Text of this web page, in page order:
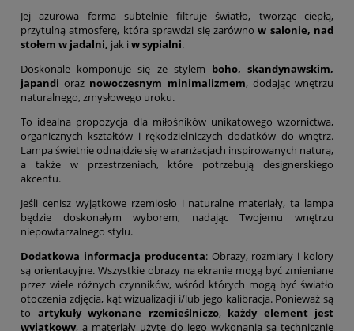
Jej ażurowa forma subtelnie filtruje światło, tworząc ciepłą,
przytulną atmosferę, która sprawdzi się zarównow salonie, nad
stołem w jadalni, jak i w sypialni.
Doskonale komponuje się ze stylem boho, skandynawskim,
japandi oraz nowoczesnym minimalizmem, dodając wnętrzu
naturalnego, zmysłowego uroku.
To idealna propozycja dla miłośników unikatowego wzornictwa,
organicznych kształtów i rękodzielniczych dodatków do wnętrz.
Lampa świetnie odnajdzie się w aranżacjach inspirowanych naturą,
a także w przestrzeniach, które potrzebują designerskiego
akcentu.
Jeśli cenisz wyjątkowe rzemiosło i naturalne materiały, ta lampa
będzie doskonałym wyborem, nadając Twojemu wnętrzu
niepowtarzalnego stylu.
Dodatkowa informacja producenta: Obrazy, rozmiary i kolory
są orientacyjne. Wszystkie obrazy na ekranie mogą być zmieniane
przez wiele różnych czynników, wśród których mogą być światło
otoczenia zdjęcia, kąt wizualizacji i/lub jego kalibracja. Ponieważ są
to artykuły wykonane rzemieślniczo, każdy element jest
wyjątkowy, a materiały użyte do jego wykonania są technicznie